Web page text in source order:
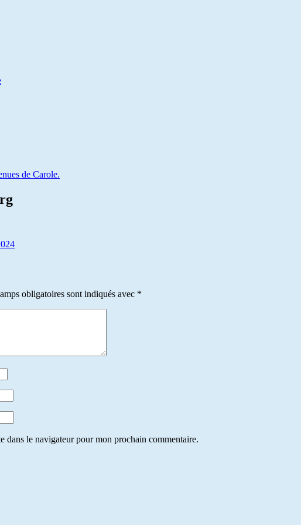
de Carole.
obligatoires sont indiqués avec *
dans le navigateur pour mon prochain commentaire.